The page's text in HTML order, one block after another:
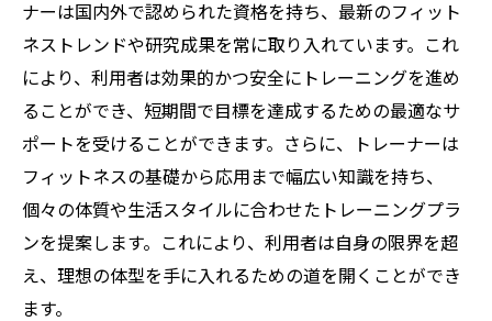
ナーは国内外で認められた資格を持ち、最新のフィット
ネストレンドや研究成果を常に取り入れています。これ
により、利用者は効果的かつ安全にトレーニングを進め
ることができ、短期間で目標を達成するための最適なサ
ポートを受けることができます。さらに、トレーナーは
フィットネスの基礎から応用まで幅広い知識を持ち、
個々の体質や生活スタイルに合わせたトレーニングプラ
ンを提案します。これにより、利用者は自身の限界を超
え、理想の体型を手に入れるための道を開くことができ
ます。